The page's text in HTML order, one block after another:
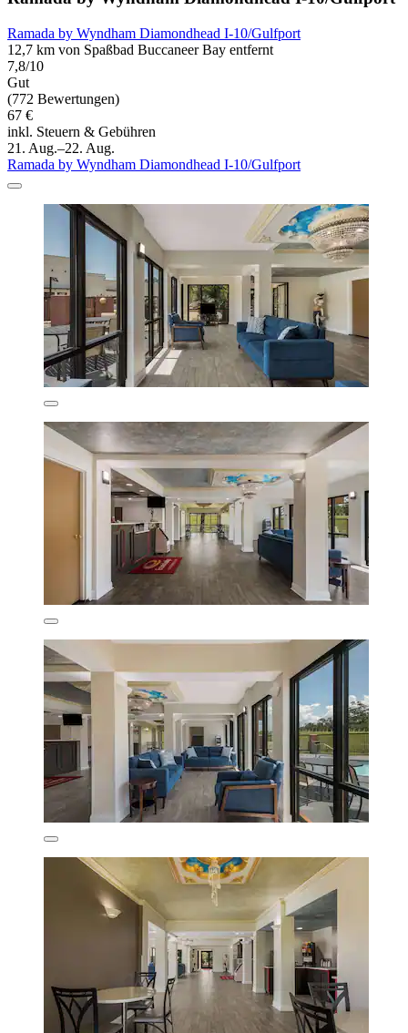
Ramada by Wyndham Diamondhead I-10/Gulfport
12,7 km von Spaßbad Buccaneer Bay entfernt
7,8/10
Gut
(772 Bewertungen)
67 €
inkl. Steuern & Gebühren
21. Aug.–22. Aug.
Ramada by Wyndham Diamondhead I-10/Gulfport